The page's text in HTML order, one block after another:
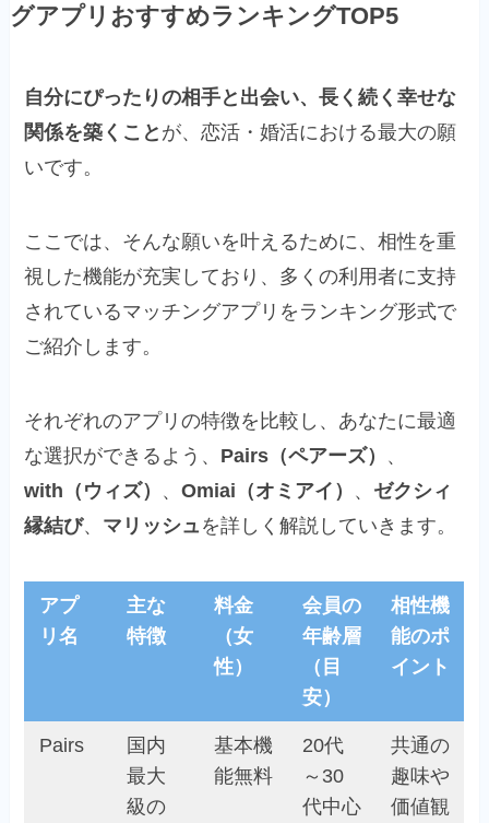
グアプリおすすめランキングTOP5
自分にぴったりの相手と出会い、長く続く幸せな
関係を築くこと が、恋活・婚活における最大の願
いです。
ここでは、そんな願いを叶えるために、相性を重
視した機能が充実しており、多くの利用者に支持
されているマッチングアプリをランキング形式で
ご紹介します。
それぞれのアプリの特徴を比較し、あなたに最適
な選択ができるよう、 Pairs（ペアーズ） 、
with（ウィズ） 、Omiai（オミアイ） 、 ゼクシィ
縁結び、 マリッシュ を詳しく解説していきます。
アプ
リ名
主な
特徴
料金
（女
性）
会員の
年齢層
（目
安）
相性機
能のポ
イント
Pairs
国内
最大
級の
基本機
能無料
20代
～30
代中心
共通の
趣味や
価値観